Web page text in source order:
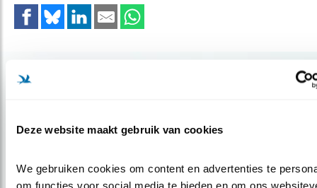
Deze website maakt gebruik van cookies
We gebruiken cookies om content en advertenties te
om functies voor social media te bieden en om ons
Gerelateerde items